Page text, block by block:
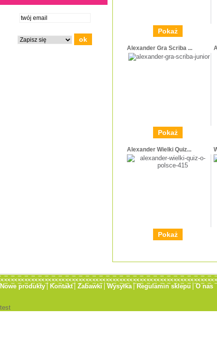
Pokaż
Alexander Gra Scriba ...
Pokaż
Alexander Wielki Quiz...
Pokaż
Nowe produkty Kontakt Zabawki Wysyłka Regulamin sklepu O nas
test